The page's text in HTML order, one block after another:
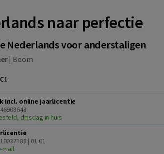
naar perfectie
Nederlands voor anderstaligen
| Boom
incl. online jaarlicentie
dinsdag in huis
| 01.01
mail